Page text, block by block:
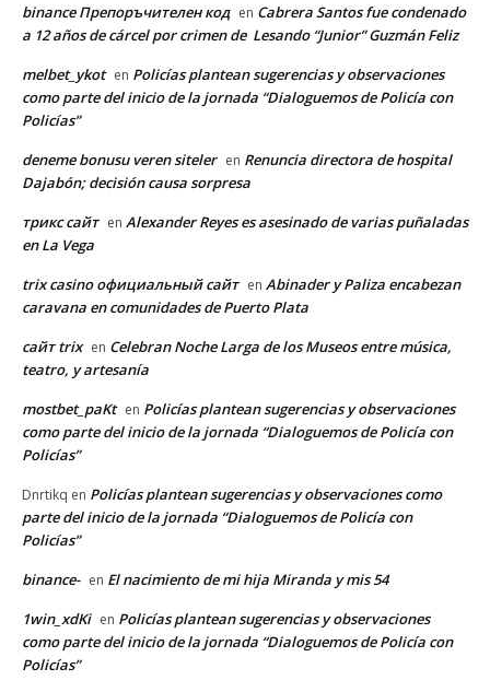
binance Препоръчителен код en Cabrera Santos fue condenado
a 12 años de cárcel por crimen de Lesando “Junior” Guzmán Feliz
melbet_ykot en Policías plantean sugerencias y observaciones
como parte del inicio de la jornada “Dialoguemos de Policía con
Policías”
deneme bonusu veren siteler en Renuncia directora de hospital
Dajabón; decisión causa sorpresa
трикс сайт en Alexander Reyes es asesinado de varias puñaladas
en La Vega
trix casino официальный сайт en Abinader y Paliza encabezan
caravana en comunidades de Puerto Plata
сайт trix en Celebran Noche Larga de los Museos entre música,
teatro, y artesanía
mostbet_paKt en Policías plantean sugerencias y observaciones
como parte del inicio de la jornada “Dialoguemos de Policía con
Policías”
Dnrtikq en Policías plantean sugerencias y observaciones como
parte del inicio de la jornada “Dialoguemos de Policía con
Policías”
binance- en El nacimiento de mi hija Miranda y mis 54
1win_xdKi en Policías plantean sugerencias y observaciones
como parte del inicio de la jornada “Dialoguemos de Policía con
Policías”